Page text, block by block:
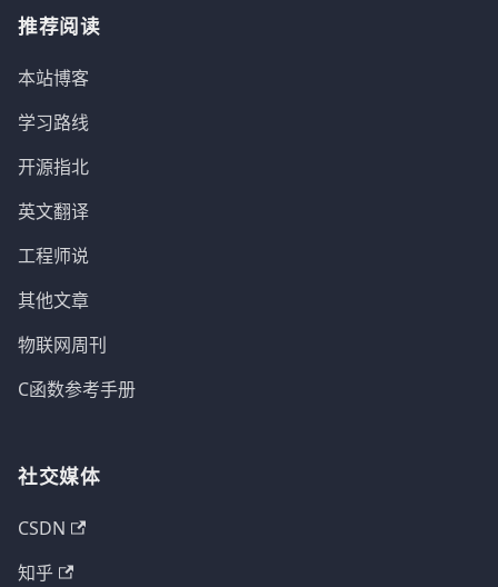
推荐阅读
本站博客
学习路线
开源指北
英文翻译
工程师说
其他文章
物联网周刊
C函数参考手册
社交媒体
CSDN
知乎